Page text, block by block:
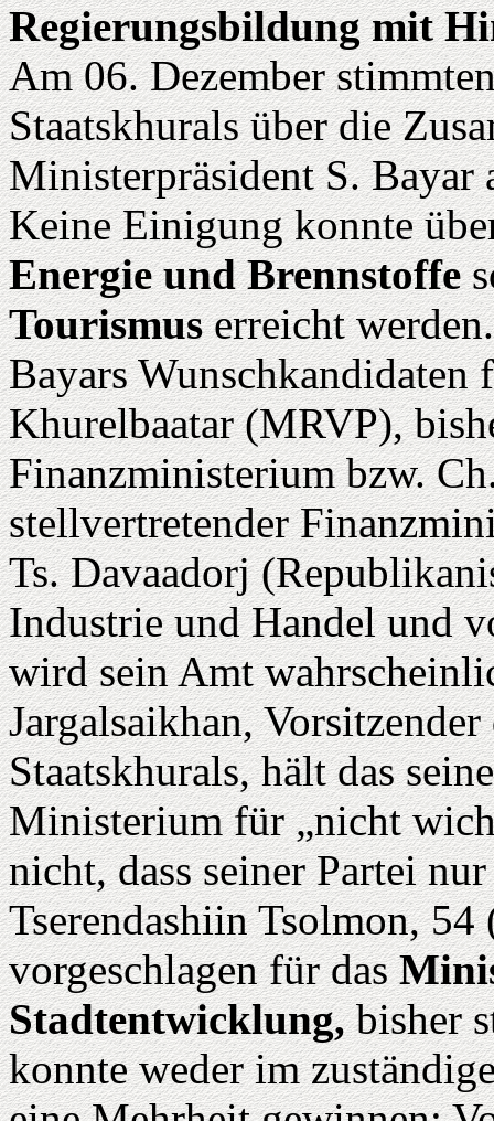
Regierungsbildung mit
Am 06. Dezember
Staatskhurals über die
Ministerpräsident S. Bayar
Keine Einigung konnte
Energie und Brennstoffe
Tourismuserreicht werden.
Bayars
Khurelbaatar (MRVP),
Finanzministerium bzw.
stellvertretender
Ts. Davaadorj
Industrie und Handel und
wird sein Amt
Jargalsaikhan,
Staatskhurals, hält das
Ministerium für „nicht
nicht, dass seiner Partei
Tserendashiin Tsolmon,
vorgeschlagen für das
Stadtentwicklung,bisher
konnte weder im